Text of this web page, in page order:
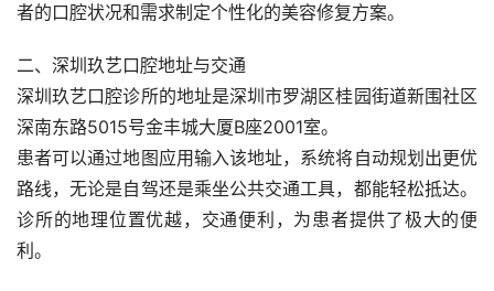
者的口腔状况和需求制定个性化的美容修复方案。
二、深圳玖艺口腔地址与交通
深圳玖艺口腔诊所的地址是深圳市罗湖区桂园街道新围社区
深南东路5015号金丰城大厦B座2001室。
患者可以通过地图应用输入该地址，系统将自动规划出更优
路线，无论是自驾还是乘坐公共交通工具，都能轻松抵达。
诊所的地理位置优越，交通便利，为患者提供了极大的便
利。